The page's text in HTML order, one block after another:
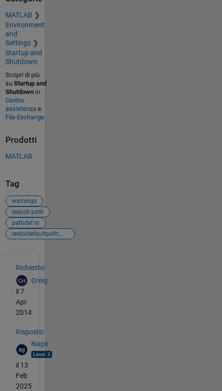
MATLAB
Environment
and
Settings
Startup and
Shutdown
Scopri di più
su Startup and
Shutdownin
Centro
assistenza e
File Exchange
Prodotti
MATLAB
Tag
warnings
search path
pathdef.m
restordefaultpath;matlabrc
Richiesto:
Greig
il 7
Apr
2014
Risposto:
Naga
il 13
Feb
2025